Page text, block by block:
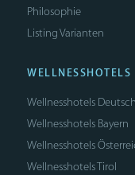
Philosophie
Listing Varianten
Wellnesshotels
Wellnesshotels Bayern
Wellnesshotels
Wellnesshotels Tirol